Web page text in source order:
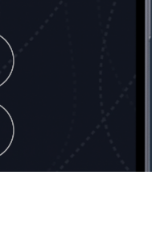
Κοινωνικά Δίκτυα